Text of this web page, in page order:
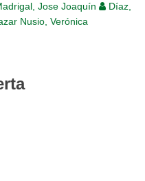
Jose Joaquín
Díaz,
Nusio, Verónica